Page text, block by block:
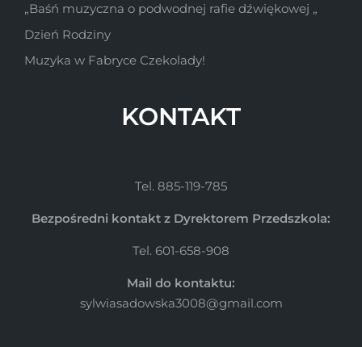
„Baśń muzyczna o podwodnej rafie dźwiękowej „
Dzień Rodziny
Muzyka w Fabryce Czekolady!
KONTAKT
Tel. 885-119-785
Bezpośredni kontakt z Dyrektorem Przedszkola:
Tel. 601-658-908
Mail do kontaktu:
sylwiasadowska3008@gmail.com